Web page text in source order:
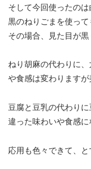
そして今回使ったのは
黒のねりごまを使って
その場合、見た目が黒
ねり胡麻の代わりに
や食感は変わりますが
豆腐と豆乳の代わり
違った味わいや食感に
応用も色々できて、と